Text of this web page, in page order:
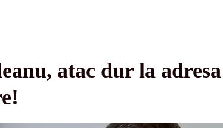
atac dur la